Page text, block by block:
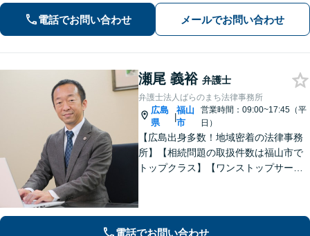
などご相談ください【夜間土日祝相談
可】【初回相談無料】【Zoom面談可】
電話でお問い合わせ メールでお問い合わせ
瀬尾 義裕 弁護士
弁護士法人ばらのまち法律事務所
広島
県
|
福山
市
営業時間：09:00~17:45（平
日）
【広島出身多数！地域密着の法律事務
所】【相続問題の取扱件数は福山市で
トップクラス】【ワンストップサービ
遺言・相続、債務整理など、幅広い分
電話でお問い合わせ